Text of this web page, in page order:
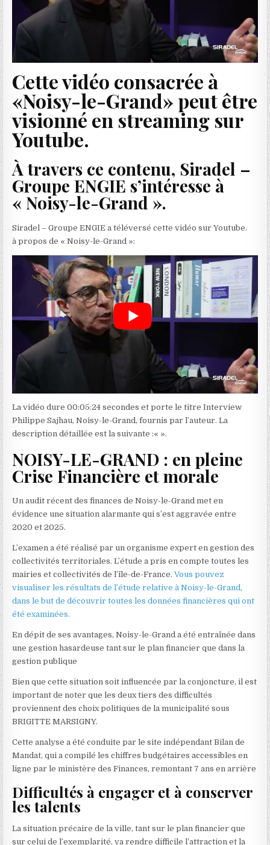
Cette vidéo consacrée à
«Noisy-le-Grand» peut être
visionné en streaming sur
Youtube.
À travers ce contenu, Siradel –
Groupe ENGIE s’intéresse à
« Noisy-le-Grand ».
Siradel – Groupe ENGIE a téléversé cette vidéo sur Youtube.
à propos de « Noisy-le-Grand »:
La vidéo dure 00:05:24 secondes et porte le titre Interview
Philippe Sajhau, Noisy-le-Grand, fournis par l’auteur. La
description détaillée est la suivante :« ».
NOISY-LE-GRAND : en pleine
Crise Financière et morale
Un audit récent des finances de Noisy-le-Grand met en
évidence une situation alarmante qui s’est aggravée entre
2020 et 2025.
L’examen a été réalisé par un organisme expert en gestion des
collectivités territoriales. L’étude a pris en compte toutes les
mairies et collectivités de l’île-de-France.Vous pouvez
visualiser les résultats de l’étude relative à Noisy-le-Grand,
dans le but de découvrir toutes les données financières qui ont
été examinées.
En dépit de ses avantages, Noisy-le-Grand a été entraînée dans
une gestion hasardeuse tant sur le plan financier que dans la
gestion publique
Bien que cette situation soit influencée par la conjoncture, il est
important de noter que les deux tiers des difficultés
proviennent des choix politiques de la municipalité sous
BRIGITTE MARSIGNY.
Cette analyse a été conduite par le site indépendant Bilan de
Mandat, qui a compilé les chiffres budgétaires accessibles en
ligne par le ministère des Finances, remontant 7 ans en arrière
Difficultés à engager et à conserver
les talents
La situation précaire de la ville, tant sur le plan financier que
sur celui de l’exemplarité, va rendre difficile l’attraction et la